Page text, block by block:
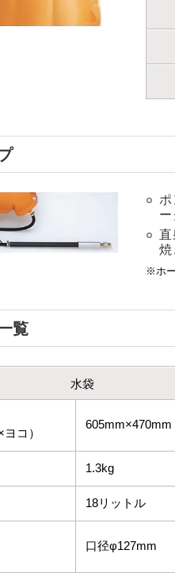
ー
直
焼
※ホ
覧
水袋
コ）
605mm×470mm
1.3kg
18リットル
口径φ127mm